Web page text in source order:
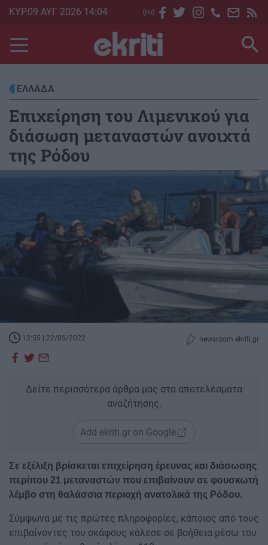
Skip
main
content
ΚΥΡ.09 ΑΥΓ 2026 14:04
ΕΛΛΑΔΑ
Επιχείρηση του Λιμενικού για
διάσωση μεταναστών ανοιχτά
της Ρόδου
13:55 | 22/05/2022 newsroom ekriti.gr
Δείτε περισσότερα άρθρα μας στα αποτελέσματα
αναζήτησης.
Add ekriti.gr on Google
Σε εξέλιξη βρίσκεται επιχείρηση έρευνας και διάσωσης
περίπου 21 μεταναστών που επιβαίνουν σε φουσκωτή
λέμβο στη θαλάσσια περιοχή ανατολικά της Ρόδου.
Σύμφωνα με τις πρώτες πληροφορίες, κάποιος από τους
επιβαίνοντες του σκάφους κάλεσε σε βοήθεια μέσω του